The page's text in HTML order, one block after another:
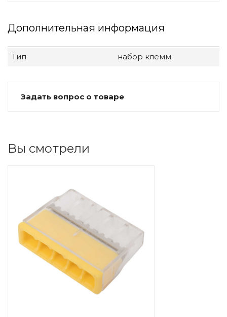
Дополнительная информация
Тип набор клемм
Задать вопрос о товаре
Вы смотрели